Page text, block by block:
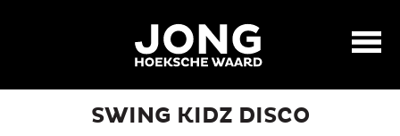
SWING KIDZ DISCO